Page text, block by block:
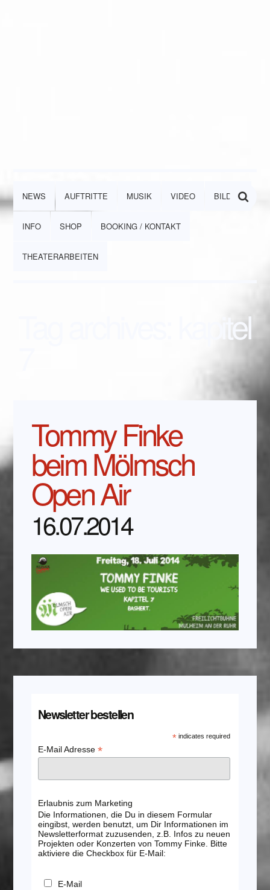
NEWS AUFTRITTE MUSIK VIDEO BILDER
INFO SHOP BOOKING / KONTAKT
THEATERARBEITEN
kapitel
Tommy Finke
beim Mölmsch
Open Air
16.07.2014
Newsletter bestellen
* indicates required
E-Mail Adresse *
Erlaubnis zum Marketing
Die Informationen, die Du in diesem Formular
eingibst, werden benutzt, um Dir Informationen im
Newsletterformat zuzusenden, z.B. Infos zu neuen
Projekten oder Konzerten von Tommy Finke. Bitte
aktiviere die Checkbox für E-Mail:
E-Mail